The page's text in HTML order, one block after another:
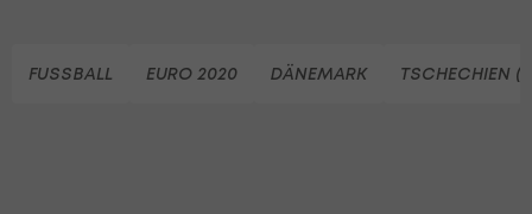
FUSSBALL EURO 2020 DÄNEMARK TSCHECHIEN